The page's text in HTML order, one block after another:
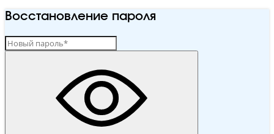
Восстановление пароля